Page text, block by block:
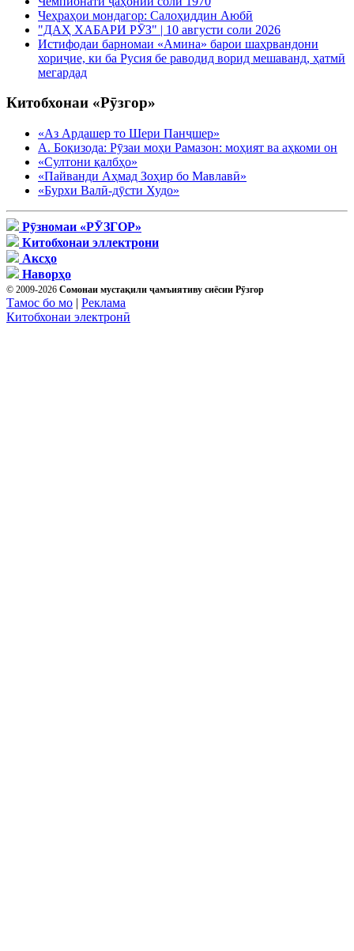
Чеҳраҳои мондагор: Салоҳиддин Аюбӣ
"ДАҲ ХАБАРИ РӮЗ" | 10 августи соли 2026
Истифодаи барномаи «Амина» барои шаҳрвандони
хориҷие, ки ба Русия бе раводид ворид мешаванд, ҳатмӣ
мегардад
Китобхонаи «Рӯзгор»
«Аз Ардашер то Шери Панҷшер»
А. Боқизода: Рӯзаи моҳи Рамазон: моҳият ва аҳкоми он
«Султони қалбҳо»
«Пайванди Аҳмад Зоҳир бо Мавлавӣ»
«Бурхи Валӣ-дӯсти Худо»
Рӯзномаи «РӮЗГОР»
Китобхонаи эллектрони
Аксҳо
Наворҳо
© 2009-2026 Сомонаи мустақили ҷамъиятиву сиёсии Рӯзгор
Тамос бо мо | Реклама
Китобхонаи электронӣ